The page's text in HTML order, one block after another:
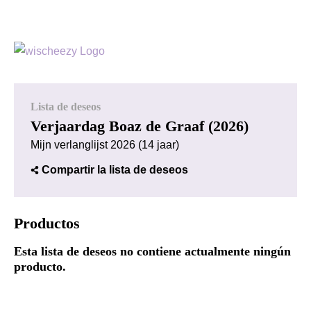
Lista de deseos
Verjaardag Boaz de Graaf (2026)
Mijn verlanglijst 2026 (14 jaar)
Compartir la lista de deseos
Productos
Esta lista de deseos no contiene actualmente ningún
producto.